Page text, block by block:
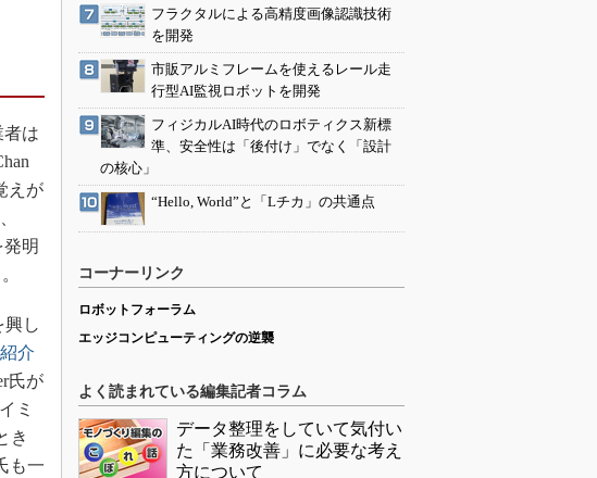
は
えが
発明
し
介
氏が
ミ
き
も一
フラクタルによる高精度画像認識技術
を開発
市販アルミフレームを使えるレール走
行型AI監視ロボットを開発
フィジカルAI時代のロボティクス新標
準、安全性は「後付け」でなく「設計
の核心」
“Hello, World”と「Lチカ」の共通点
コーナーリンク
ロボットフォーラム
エッジコンピューティングの逆襲
よく読まれている編集記者コラム
データ整理をしていて気付い
た「業務改善」に必要な考え
方について